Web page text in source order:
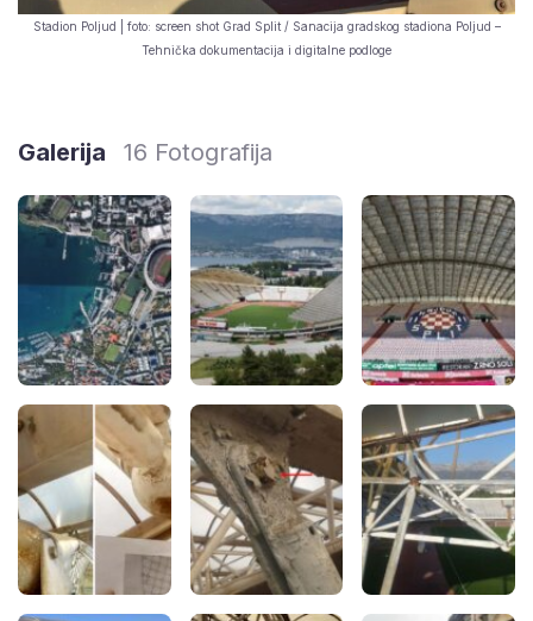
Stadion Poljud | foto: screen shot Grad Split / Sanacija gradskog stadiona Poljud –
Tehnička dokumentacija i digitalne podloge
Galerija 16 Fotografija